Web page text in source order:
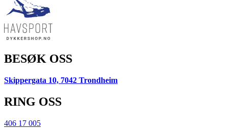
BESØK OSS
Skippergata 10, 7042 Trondheim
RING OSS
406 17 005